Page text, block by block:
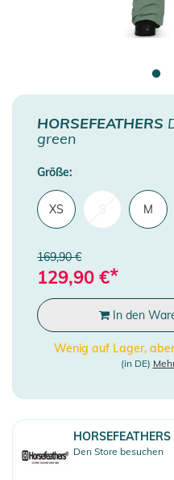
HORSEFEATHERS
green
Größe:
XS M
169,90 €
129,90 €*
In den
Wenig auf Lager,
(in DE)
HORSEFEATHERS
Den Store besuchen